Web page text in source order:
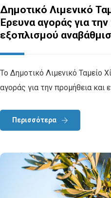
Δημοτικό Λιμενικό
Έρευνα αγοράς για
εξοπλισμού
Το Δημοτικό Λιμενικό Ταμείο
αγοράς για την προμήθεια και
Περισσότερα